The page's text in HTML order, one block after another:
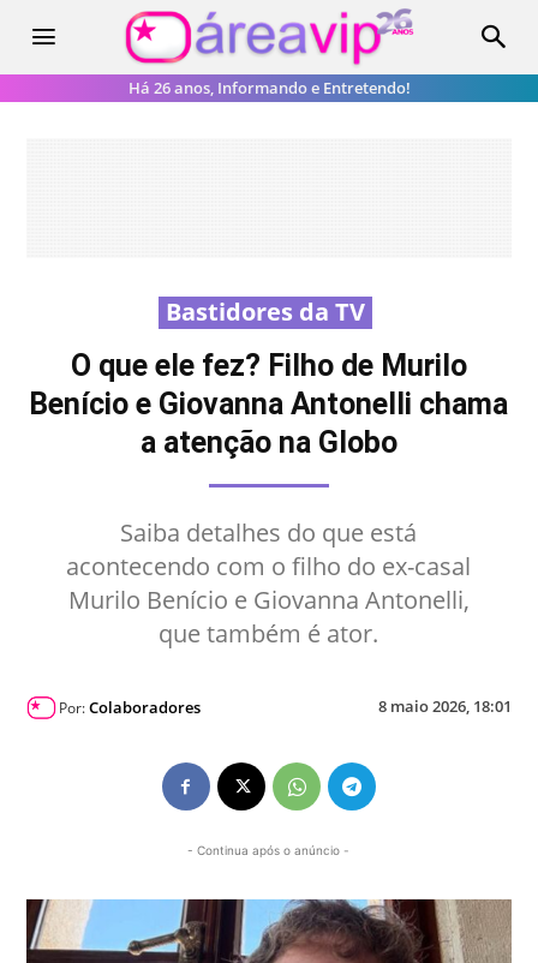
Há 26 anos, Informando e Entretendo!
Bastidores da TV
O que ele fez? Filho de Murilo
Benício e Giovanna Antonelli chama
a atenção na Globo
Saiba detalhes do que está
acontecendo com o filho do ex-casal
Murilo Benício e Giovanna Antonelli,
que também é ator.
Por:Colaboradores 8 maio 2026, 18:01
- Continua após o anúncio -